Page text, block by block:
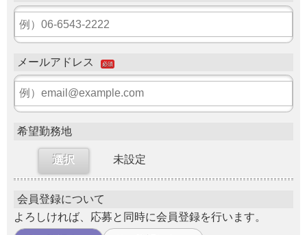
メールアドレス 必須
希望勤務地
選択 未設定
会員登録について
よろしければ、応募と同時に会員登録を行います。